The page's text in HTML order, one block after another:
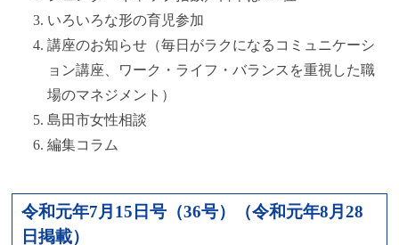
いろいろな形の育児参加
講座のお知らせ（毎日がラクになるコミュニケーシ
ョン講座、ワーク・ライフ・バランスを重視した職
場のマネジメント）
島田市女性相談
編集コラム
令和元年7月15日号（36号）（令和元年8月28
日掲載）